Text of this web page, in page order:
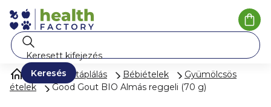
tartalomhoz
Keresés
Gyermektáplálás Bébiételek
Gyümölcsös
ételek
Good Gout BIO Almás reggeli (70 g)